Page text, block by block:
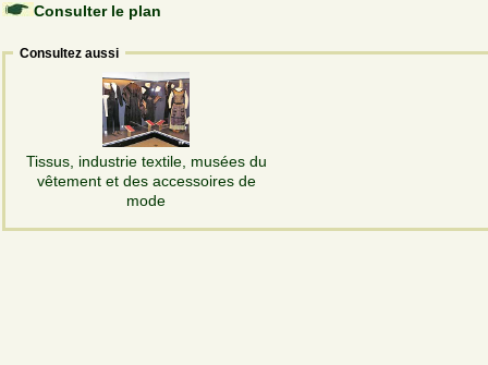
Consulter le plan
Consultez aussi
Tissus, industrie textile, musées du
vêtement et des accessoires de
mode